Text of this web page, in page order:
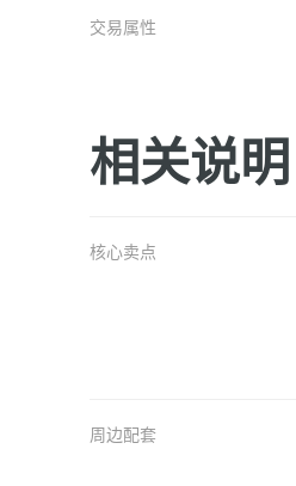
交易属性
相关说明
核心卖点
周边配套